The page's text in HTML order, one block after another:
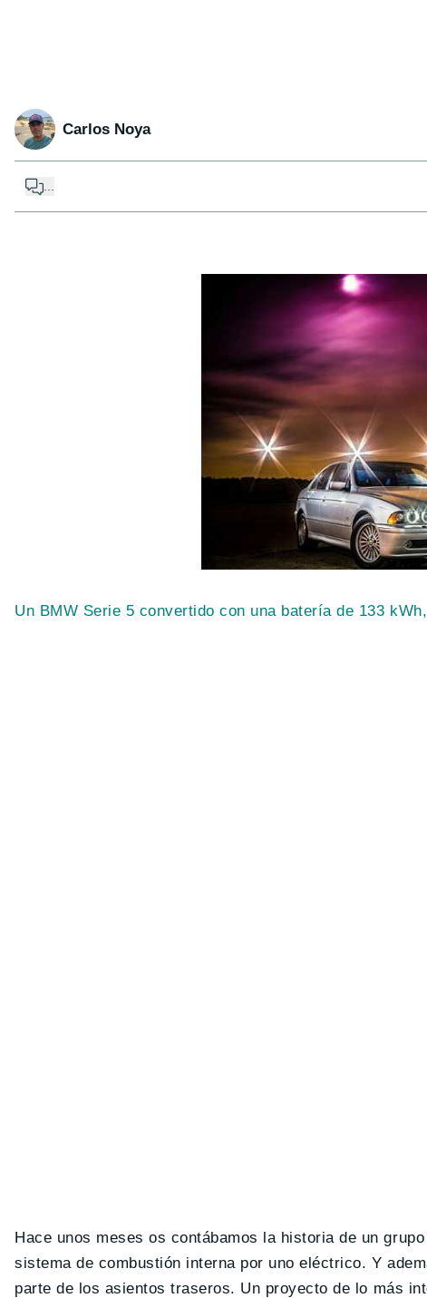
Carlos Noya
...
Un BMW Serie 5 convertido con una batería de 133
Hace unos meses os contábamos la historia de un
sistema de combustión interna por uno eléctrico. Y
parte de los asientos traseros. Un proyecto de lo más